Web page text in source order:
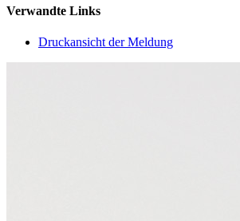
Verwandte Links
Druckansicht der Meldung